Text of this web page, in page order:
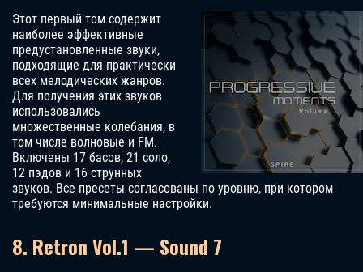
Этот первый том содержит
наиболее эффективные
предустановленные звуки,
подходящие для практически
всех мелодических жанров.
Для получения этих звуков
использовались
множественные колебания, в
том числе волновые и FM.
Включены 17 басов, 21 соло,
12 пэдов и 16 струнных
звуков. Все пресеты согласованы по уровню, при котором
требуются минимальные настройки.
8. Retron Vol.1 — Sound 7